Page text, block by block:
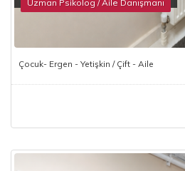
Uzman Psikolog / Aile Danışmanı
Çocuk- Ergen - Yetişkin / Çift - Aile